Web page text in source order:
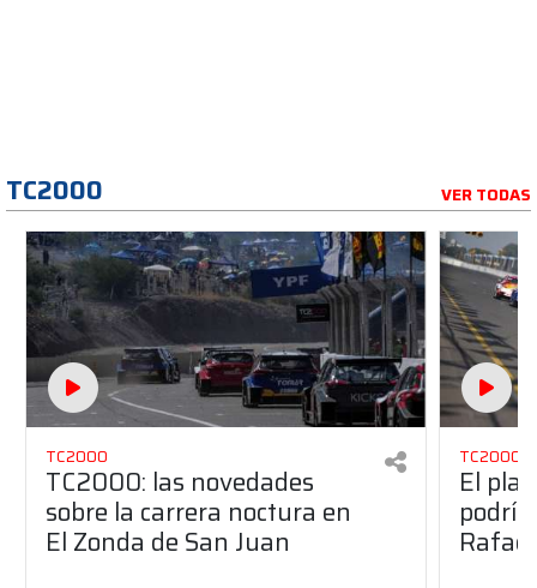
TC2000 VER TODAS
TC2000
TC2000: las novedades
sobre la carrera noctura en
El Zonda de San Juan
TC2000
El